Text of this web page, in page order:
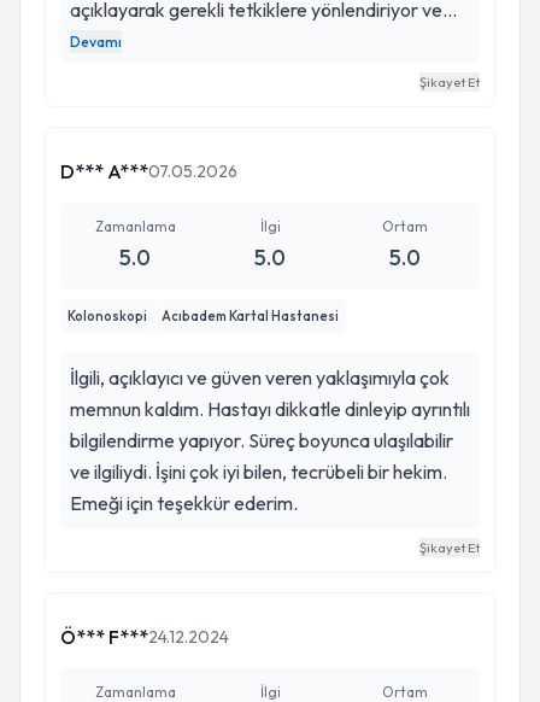
açıklayarak gerekli tetkiklere yönlendiriyor ve
hastanın bilgi alma ihtiyacını özenle
güven veriyor. Kendisini tanıma fırsatım olduğu
ederim.
Devamı
Şikayet Et
D*** A***07.05.2026
Zamanlama
5.0
İlgi
5.0
Ortam
5.0
Kolonoskopi Acıbadem Kartal Hastanesi
İlgili, açıklayıcı ve güven veren yaklaşımıyla çok
memnun kaldım. Hastayı dikkatle dinleyip ayrıntılı
bilgilendirme yapıyor. Süreç boyunca ulaşılabilir
ve ilgiliydi. İşini çok iyi bilen, tecrübeli bir hekim.
Emeği için teşekkür ederim.
Şikayet Et
Ö*** F***24.12.2024
Zamanlama İlgi Ortam